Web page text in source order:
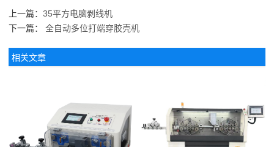
上一篇： 35平方电脑剥线机
下一篇： 全自动多位打端穿胶壳机
相关文章